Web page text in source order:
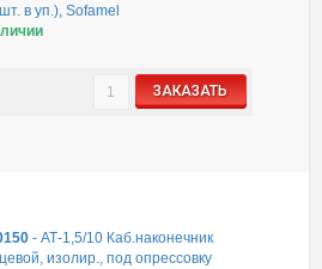
в уп.), Sofamel
ЗАКАЗАТЬ
-АТ-1,5/10 Каб.наконечник
изолир., под опрессовку